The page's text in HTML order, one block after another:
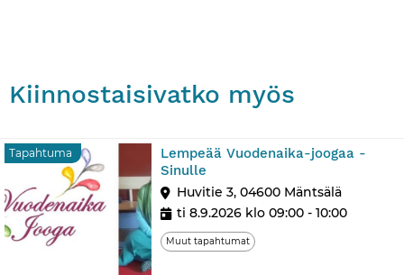
Kiinnostaisivatko myös
Tapahtuma
Lempeää Vuodenaika-joogaa -
Sinulle
Huvitie 3, 04600 Mäntsälä
ti 8.9.2026 klo 09:00 - 10:00
Muut tapahtumat